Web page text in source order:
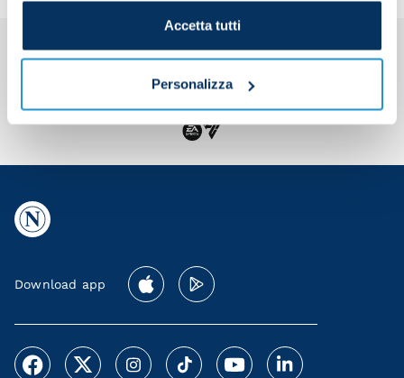
Accetta tutti
Personalizza
Download app